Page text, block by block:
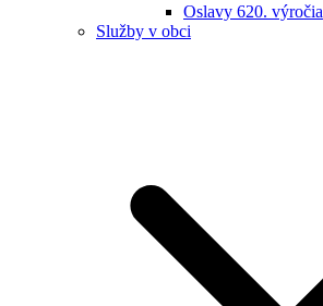
Oslavy 620. výročia
Služby v obci